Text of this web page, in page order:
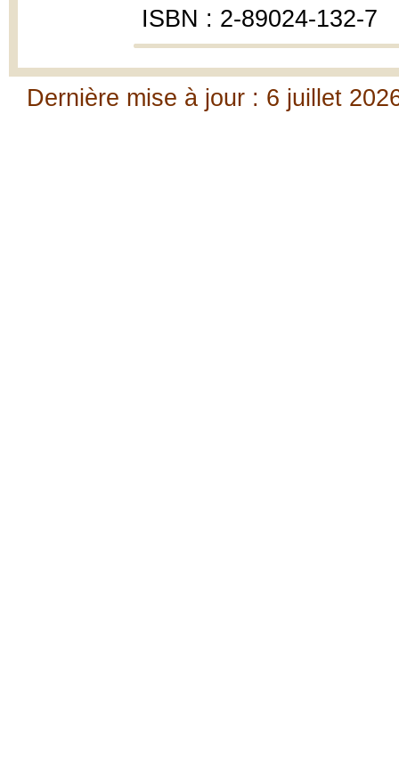
ISBN : 2-89024-132-7
Dernière mise à jour : 6 juillet